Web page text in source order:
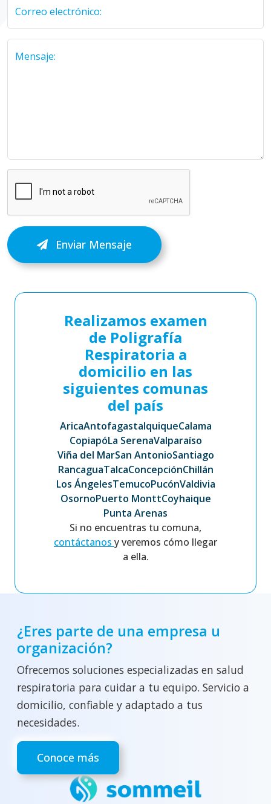
Correo electrónico:
Mensaje:
Enviar Mensaje
Realizamos examen
de Poligrafía
Respiratoria a
domicilio en las
siguientes comunas
del país
AricaAntofagastaIquiqueCalama
CopiapóLa SerenaValparaíso
Viña del MarSan AntonioSantiago
RancaguaTalcaConcepciónChillán
Los ÁngelesTemucoPucónValdivia
OsornoPuerto MonttCoyhaique
Punta Arenas
Si no encuentras tu comuna,
contáctanos y veremos cómo llegar
a ella.
¿Eres parte de una empresa u
organización?
Ofrecemos soluciones especializadas en salud
respiratoria para cuidar a tu equipo. Servicio a
domicilio, confiable y adaptado a tus
necesidades.
Conoce más